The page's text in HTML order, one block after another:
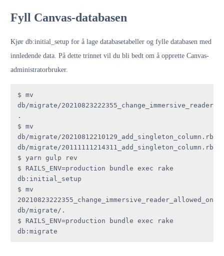
Fyll Canvas-databasen
Kjør db:initial_setup for å lage databasetabeller og fylle databasen med
innledende data. På dette trinnet vil du bli bedt om å opprette Canvas-
administratorbruker.
$ mv
db/migrate/
.
$ mv
db/migrate/20210812210129_add_singleton_column.rb
db/migrate/20111111214311_add_singleton_column.rb
$ yarn gulp rev
$ RAILS_ENV=production bundle exec rake
db:initial_setup
$ mv
db/migrate/.
$ RAILS_ENV=production bundle exec rake
db:migrate